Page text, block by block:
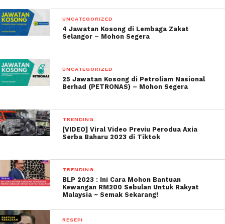
UNCATEGORIZED
4 Jawatan Kosong di Lembaga Zakat
Selangor – Mohon Segera
UNCATEGORIZED
25 Jawatan Kosong di Petroliam Nasional
Berhad (PETRONAS) – Mohon Segera
TRENDING
[VIDEO] Viral Video Previu Perodua Axia
Serba Baharu 2023 di Tiktok
TRENDING
BLP 2023 : Ini Cara Mohon Bantuan
Kewangan RM200 Sebulan Untuk Rakyat
Malaysia ~ Semak Sekarang!
RESEPI